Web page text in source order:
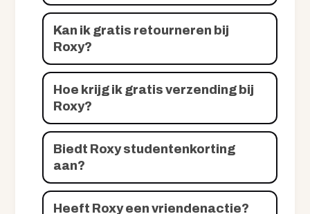
Kan ik gratis retourneren bij
Roxy?
Hoe krijg ik gratis verzending bij
Roxy?
Biedt Roxy studentenkorting
aan?
Heeft Roxy een vriendenactie?